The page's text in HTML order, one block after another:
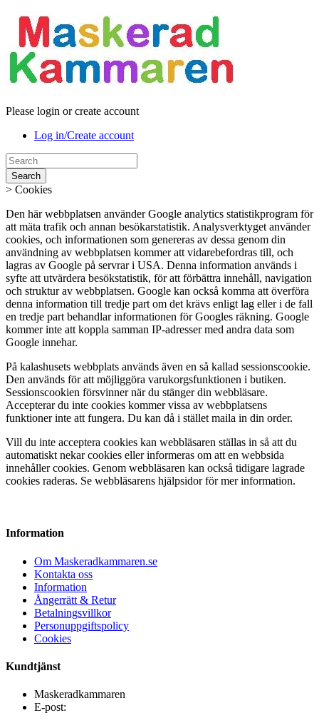
Please login or create account
Log in/Create account
Search
> Cookies
Den här webbplatsen använder Google analytics statistikprogram för
att mäta trafik och annan besökarstatistik. Analysverktyget använder
cookies, och informationen som genereras av dessa genom din
användning av webbplatsen kommer att vidarebefordras till, och
lagras av Google på servrar i USA. Denna information används i
syfte att utvärdera besökstatistik, för att förbättra innehåll, navigation
och struktur av webbplatsen. Google kan också komma att överföra
denna information till tredje part om det krävs enligt lag eller i de fall
en tredje part behandlar informationen för Googles räkning. Google
kommer inte att koppla samman IP-adresser med andra data som
Google innehar.
På kalashusets webbplats används även en så kallad sessionscookie.
Den används för att möjliggöra varukorgsfunktionen i butiken.
Sessionscookien försvinner när du stänger din webbläsare.
Accepterar du inte cookies kommer vissa av webbplatsens
funktioner inte att fungera. Du kan då i stället maila in din order.
Vill du inte acceptera cookies kan webbläsaren ställas in så att du
automatiskt nekar cookies eller informeras om att en webbsida
innehåller cookies. Genom webbläsaren kan också tidigare lagrade
cookies raderas. Se webbläsarens hjälpsidor för mer information.
Information
Om Maskeradkammaren.se
Kontakta oss
Information
Ångerrätt & Retur
Betalningsvillkor
Personuppgiftspolicy
Cookies
Kundtjänst
Maskeradkammaren
E-post: